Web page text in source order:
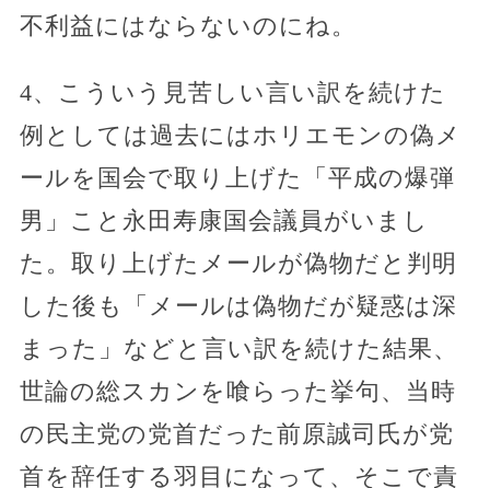
不利益にはならないのにね。
4、こういう見苦しい言い訳を続けた
例としては過去にはホリエモンの偽メ
ールを国会で取り上げた「平成の爆弾
男」こと永田寿康国会議員がいまし
た。取り上げたメールが偽物だと判明
した後も「メールは偽物だが疑惑は深
まった」などと言い訳を続けた結果、
世論の総スカンを喰らった挙句、当時
の民主党の党首だった前原誠司氏が党
首を辞任する羽目になって、そこで責